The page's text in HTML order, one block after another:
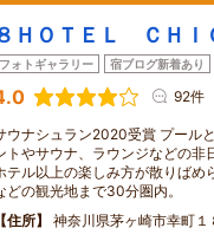
ＨＯＴＥＬ ＣＨＩ
フォトギャラリー 宿ブログ新着あり
92件
ウナシュラン2020受賞 プール
トやサウナ、ラウンジなどの非
テル以上の楽しみ方が散りばめ
どの観光地まで30分圏内。
住所
神奈川県茅ヶ崎市幸町１